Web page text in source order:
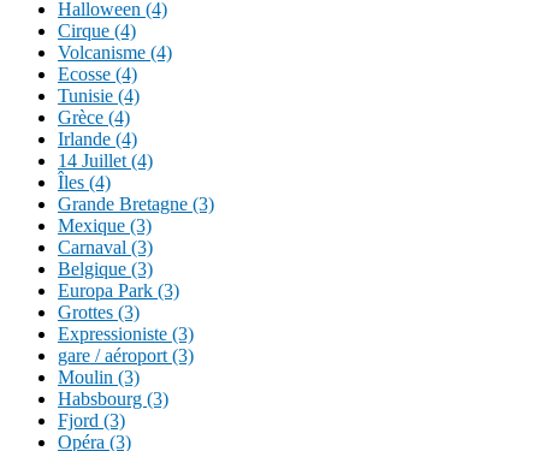
Halloween (4)
Cirque (4)
Volcanisme (4)
Ecosse (4)
Tunisie (4)
Grèce (4)
Irlande (4)
14 Juillet (4)
Îles (4)
Grande Bretagne (3)
Mexique (3)
Carnaval (3)
Belgique (3)
Europa Park (3)
Grottes (3)
Expressioniste (3)
gare / aéroport (3)
Moulin (3)
Habsbourg (3)
Fjord (3)
Opéra (3)